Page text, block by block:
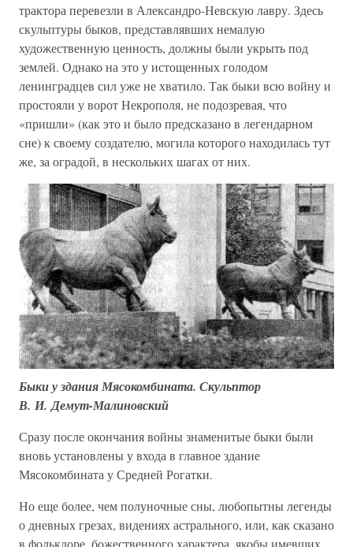
трактора перевезли в Александро-Невскую лавру. Здесь
скульптуры быков, представлявших немалую
художественную ценность, должны были укрыть под
землей. Однако на это у истощенных голодом
ленинградцев сил уже не хватило. Так быки всю войну и
простояли у ворот Некрополя, не подозревая, что
«пришли» (как это и было предсказано в легендарном
сне) к своему создателю, могила которого находилась тут
же, за оградой, в нескольких шагах от них.
Быки у здания Мясокомбината. Скульптор
В. И. Демут-Малиновский
Сразу после окончания войны знаменитые быки были
вновь установлены у входа в главное здание
Мясокомбината у Средней Рогатки.
Но еще более, чем полуночные сны, любопытны легенды
о дневных грезах, видениях астрального, или, как сказано
в фольклоре, божественного характера, якобы имевших